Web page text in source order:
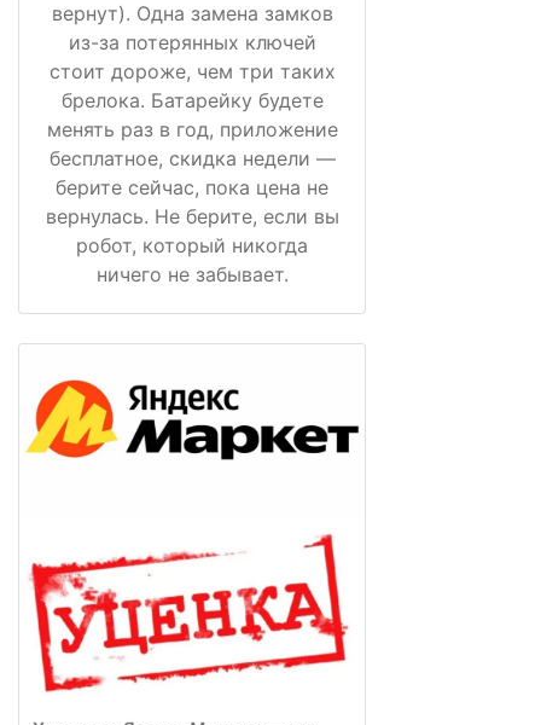
вернут). Одна замена замков
из-за потерянных ключей
стоит дороже, чем три таких
брелока. Батарейку будете
менять раз в год, приложение
бесплатное, скидка недели —
берите сейчас, пока цена не
вернулась. Не берите, если вы
робот, который никогда
ничего не забывает.